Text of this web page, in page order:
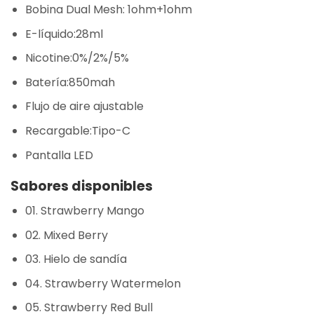
Bobina Dual Mesh: 1ohm+1ohm
E-líquido:28ml
Nicotine:0%/2%/5%
Batería:850mah
Flujo de aire ajustable
Recargable:Tipo-C
Pantalla LED
Sabores disponibles
01. Strawberry Mango
02. Mixed Berry
03. Hielo de sandía
04. Strawberry Watermelon
05. Strawberry Red Bull